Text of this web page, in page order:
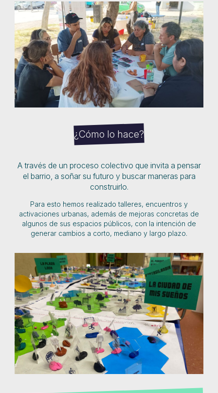
¿Cómo lo hace?
A través de un proceso colectivo que invita a pensar
el barrio, a soñar su futuro y buscar maneras para
construirlo.
Para esto hemos realizado talleres, encuentros y
activaciones urbanas, además de mejoras concretas de
algunos de sus espacios públicos, con la intención de
generar cambios a corto, mediano y largo plazo.